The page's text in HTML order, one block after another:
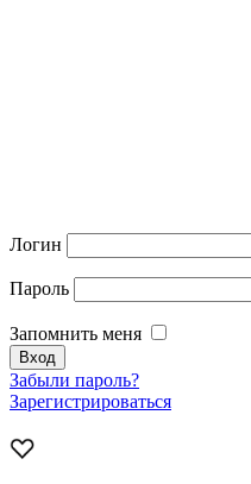
Логин
Пароль
Запомнить меня
Забыли пароль?
Зарегистрироваться